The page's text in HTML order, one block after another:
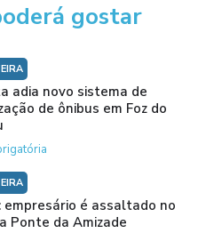
gostar
adia novo sistema de
de ônibus em Foz do
empresário é assaltado no
Ponte da Amizade